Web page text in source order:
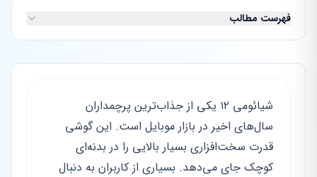
فهرست مطالب
شیائومی ۱۲ یکی از جذاب‌ترین پرچمداران
سال‌های اخیر در بازار موبایل است. این گوشی
قدرت سخت‌افزاری بسیار بالایی را در بدنه‌ای
کوچک جای می‌دهد. بسیاری از کاربران به دنبال